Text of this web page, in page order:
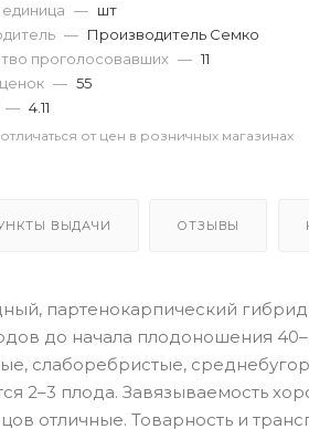
— шт
— Производитель Семко
проголосовавших — 11
— 55
— 4.11
от цен в розничных магазинах
ВЫДАЧИ ОТЗЫВЫ
партенокарпический
до начала плодоношения
слаборебристые,
2–3 плода. Завязываемость
отличные. Товарность и